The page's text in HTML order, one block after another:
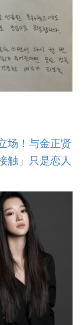
场！与金正贤
触」只是恋人